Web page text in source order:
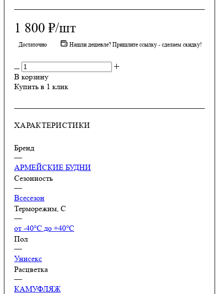
1 800 ₽/шт
Достаточно Нашли дешевле? Пришлите ссылку - сделаем скидку!
В корзину
Купить в 1 клик
ХАРАКТЕРИСТИКИ
Бренд
—
АРМЕЙСКИЕ БУДНИ
Сезонность
—
Всесезон
Терморежим, C
—
от -40°С до +40°С
Пол
—
Унисекс
Расцветка
—
КАМУФЛЯЖ